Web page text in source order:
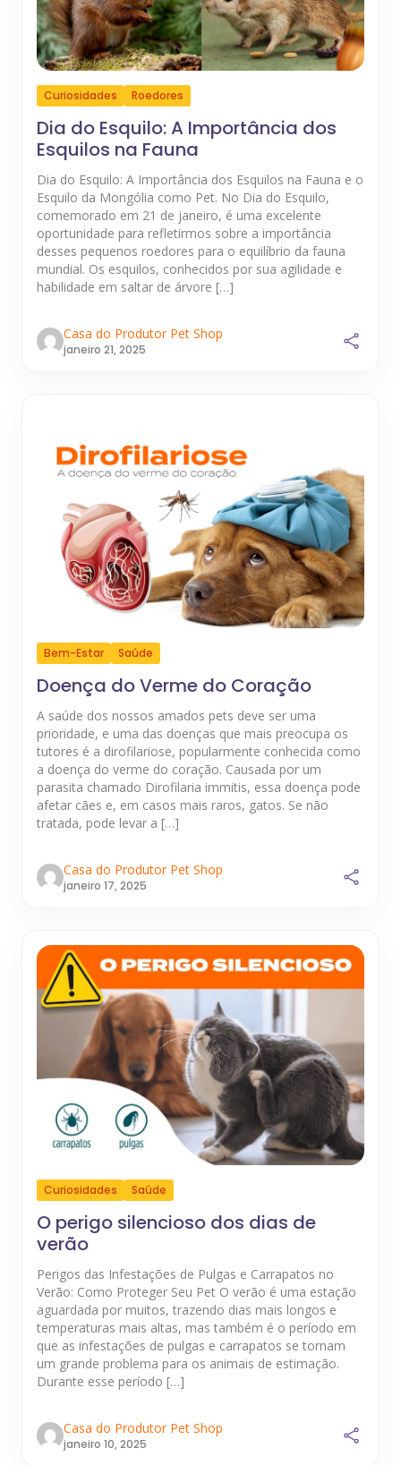
Curiosidades Roedores
Dia do Esquilo: A Importância dos
Esquilos na Fauna
Dia do Esquilo: A Importância dos Esquilos na Fauna e o
Esquilo da Mongólia como Pet. No Dia do Esquilo,
comemorado em 21 de janeiro, é uma excelente
oportunidade para refletirmos sobre a importância
desses pequenos roedores para o equilíbrio da fauna
mundial. Os esquilos, conhecidos por sua agilidade e
habilidade em saltar de árvore […]
Casa do Produtor Pet Shop
janeiro 21, 2025
Bem-Estar Saúde
Doença do Verme do Coração
A saúde dos nossos amados pets deve ser uma
prioridade, e uma das doenças que mais preocupa os
tutores é a dirofilariose, popularmente conhecida como
a doença do verme do coração. Causada por um
parasita chamado Dirofilaria immitis, essa doença pode
afetar cães e, em casos mais raros, gatos. Se não
tratada, pode levar a […]
Casa do Produtor Pet Shop
janeiro 17, 2025
Curiosidades Saúde
O perigo silencioso dos dias de
verão
Perigos das Infestações de Pulgas e Carrapatos no
Verão: Como Proteger Seu Pet O verão é uma estação
aguardada por muitos, trazendo dias mais longos e
temperaturas mais altas, mas também é o período em
que as infestações de pulgas e carrapatos se tornam
um grande problema para os animais de estimação.
Durante esse período […]
Casa do Produtor Pet Shop
janeiro 10, 2025